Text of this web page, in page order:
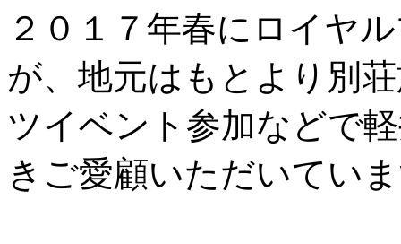
２０１７年春にロイヤ
が、地元はもとより別
ツイベント参加などで
きご愛顧いただいてい